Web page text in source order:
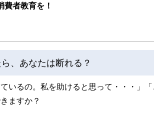
者教育を！
、あなたは断れる？
いるの。私を助けると思って・・・」
ますか？